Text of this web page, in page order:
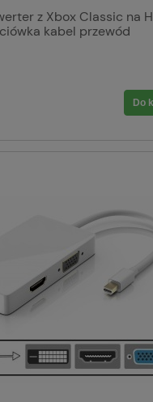
z Xbox Classic na
kabel przewód
Do